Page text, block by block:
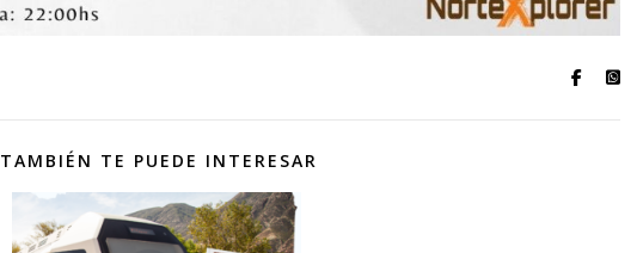
TAMBIÉN TE PUEDE INTERESAR